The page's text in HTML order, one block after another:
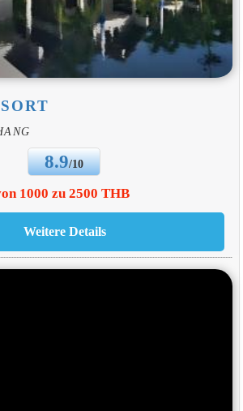
8.9/10
1000 zu 2500 THB